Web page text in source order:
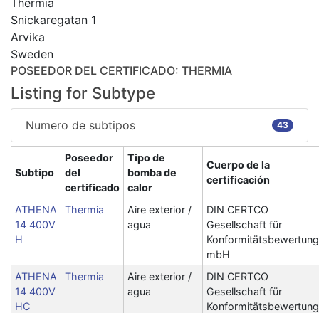
Thermia
Snickaregatan 1
Arvika
Sweden
POSEEDOR DEL CERTIFICADO: THERMIA
Listing for Subtype
Numero de subtipos 43
Subtipo
Poseedor
del
certificado
Tipo de
bomba de
calor
Cuerpo de la
certificación
ATHENA
14 400V
H
Thermia
Aire exterior /
agua
DIN CERTCO
Gesellschaft für
Konformitätsbewertung
mbH
ATHENA
14 400V
HC
Thermia
Aire exterior /
agua
DIN CERTCO
Gesellschaft für
Konformitätsbewertung